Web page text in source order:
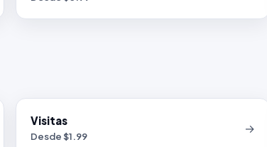
Visitas
Desde $1.99
→